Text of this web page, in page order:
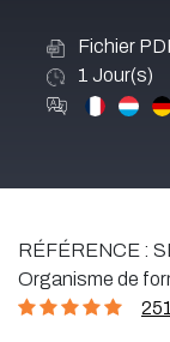
Fichier
1 Jour(s)
RÉFÉRENCE :
Organisme de